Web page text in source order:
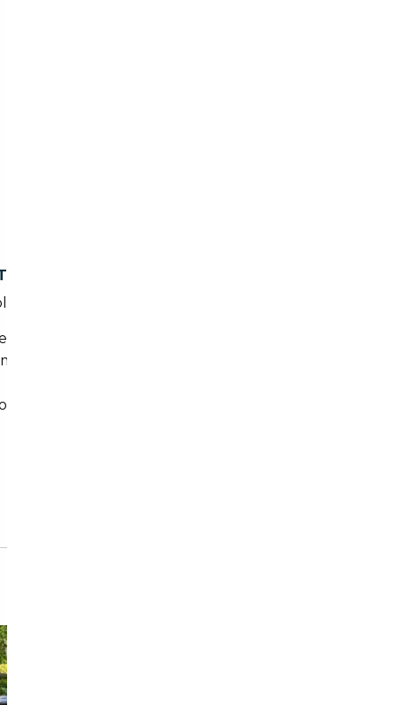
cette garantie jusqu'à 3 ans.
pièces et main d'œuvre
(Europe)